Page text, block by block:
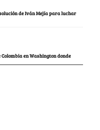
de Iván Mejía para luchar
en Washington donde